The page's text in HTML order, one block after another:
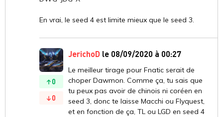
En vrai, le seed 4 est limite mieux que le seed 3.
0
0
JerichoD le 08/09/2020 à 00:27
Le meilleur tirage pour Fnatic serait de
choper Dawmon. Comme ça, tu sais que
tu peux pas avoir de chinois ni coréen en
seed 3, donc te laisse Macchi ou Flyquest,
et en fonction de ça, TL ou LGD en seed 4